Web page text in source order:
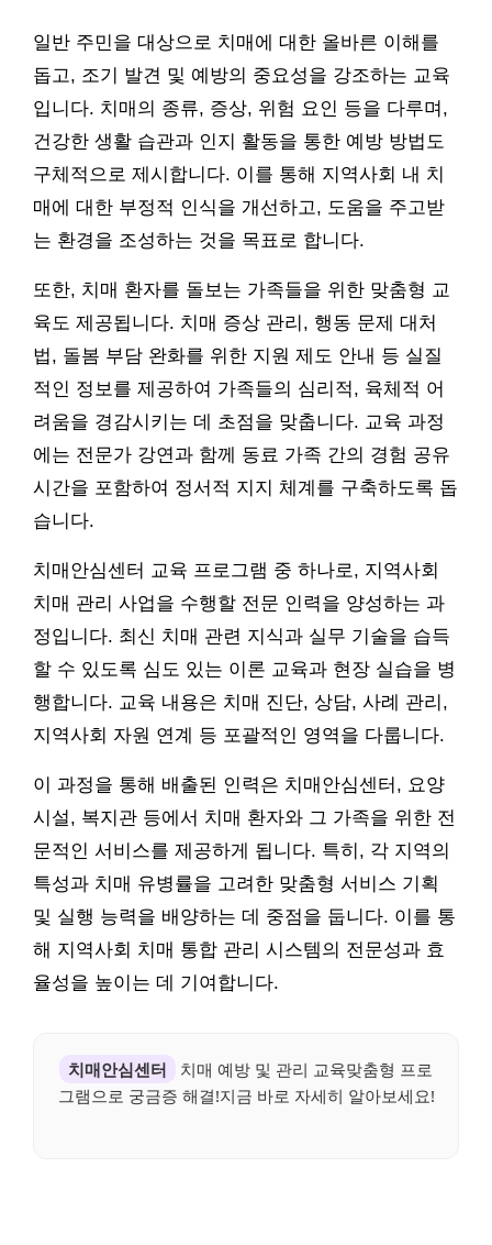
일반 주민을 대상으로 치매에 대한 올바른 이해를
돕고, 조기 발견 및 예방의 중요성을 강조하는 교육
입니다. 치매의 종류, 증상, 위험 요인 등을 다루며,
건강한 생활 습관과 인지 활동을 통한 예방 방법도
구체적으로 제시합니다. 이를 통해 지역사회 내 치
매에 대한 부정적 인식을 개선하고, 도움을 주고받
는 환경을 조성하는 것을 목표로 합니다.
또한, 치매 환자를 돌보는 가족들을 위한 맞춤형 교
육도 제공됩니다. 치매 증상 관리, 행동 문제 대처
법, 돌봄 부담 완화를 위한 지원 제도 안내 등 실질
적인 정보를 제공하여 가족들의 심리적, 육체적 어
려움을 경감시키는 데 초점을 맞춥니다. 교육 과정
에는 전문가 강연과 함께 동료 가족 간의 경험 공유
시간을 포함하여 정서적 지지 체계를 구축하도록 돕
습니다.
치매안심센터 교육 프로그램 중 하나로, 지역사회
치매 관리 사업을 수행할 전문 인력을 양성하는 과
정입니다. 최신 치매 관련 지식과 실무 기술을 습득
할 수 있도록 심도 있는 이론 교육과 현장 실습을 병
행합니다. 교육 내용은 치매 진단, 상담, 사례 관리,
지역사회 자원 연계 등 포괄적인 영역을 다룹니다.
이 과정을 통해 배출된 인력은 치매안심센터, 요양
시설, 복지관 등에서 치매 환자와 그 가족을 위한 전
문적인 서비스를 제공하게 됩니다. 특히, 각 지역의
특성과 치매 유병률을 고려한 맞춤형 서비스 기획
및 실행 능력을 배양하는 데 중점을 둡니다. 이를 통
해 지역사회 치매 통합 관리 시스템의 전문성과 효
율성을 높이는 데 기여합니다.
치매안심센터
치매 예방 및 관리 교육맞춤형 프로
그램으로 궁금증 해결!지금 바로 자세히 알아보세요!